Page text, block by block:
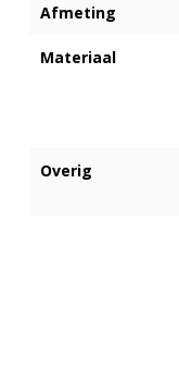
Afmeting
Materiaal
Overig